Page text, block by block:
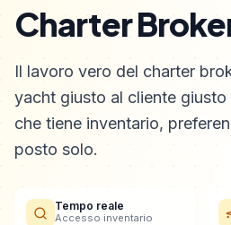
Charter
Il lavoro vero del charter
yacht giusto al cliente
che tiene inventario,
posto solo.
Tempo reale
Accesso inventario